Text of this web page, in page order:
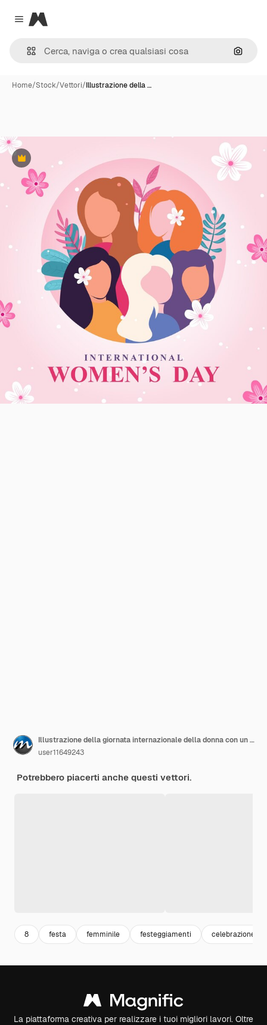
Close menu
Magnific
Cerca
Home/Stock/Vettori/Illustrazione della …
Premium
Illustrazione della giornata internazionale della donna con un semplice design piatto minimalista
user11649243
Potrebbero piacerti anche questi vettori.
8 festa femminile festeggiamenti celebrazione
La piattaforma creativa per realizzare i tuoi migliori lavori. Oltre